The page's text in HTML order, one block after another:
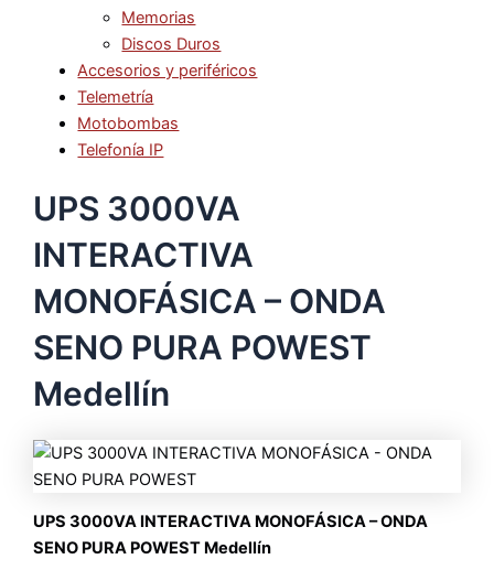
Memorias
Discos Duros
Accesorios y periféricos
Telemetría
Motobombas
Telefonía IP
UPS 3000VA
INTERACTIVA
MONOFÁSICA – ONDA
SENO PURA POWEST
Medellín
UPS 3000VA INTERACTIVA MONOFÁSICA – ONDA
SENO PURA POWEST Medellín